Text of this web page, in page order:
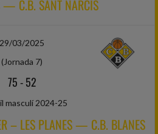
— C.B. SANT NARCÍS
29/03/2025
(Jornada 7)
75-52
masculí 2024-25
– LES PLANES — C.B. BLANES